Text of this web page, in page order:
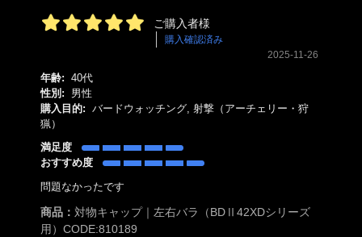
ご購入者様
購入確認済み
2025-11-26
年齢: 40代
性別:
男性
購入目的: バードウォッチング, 射撃（アーチェリー・狩
猟）
満足度
おすすめ度
問題なかったです
商品： 対物キャップ｜左右バラ（BDⅡ42XDシリーズ
用）CODE:810189